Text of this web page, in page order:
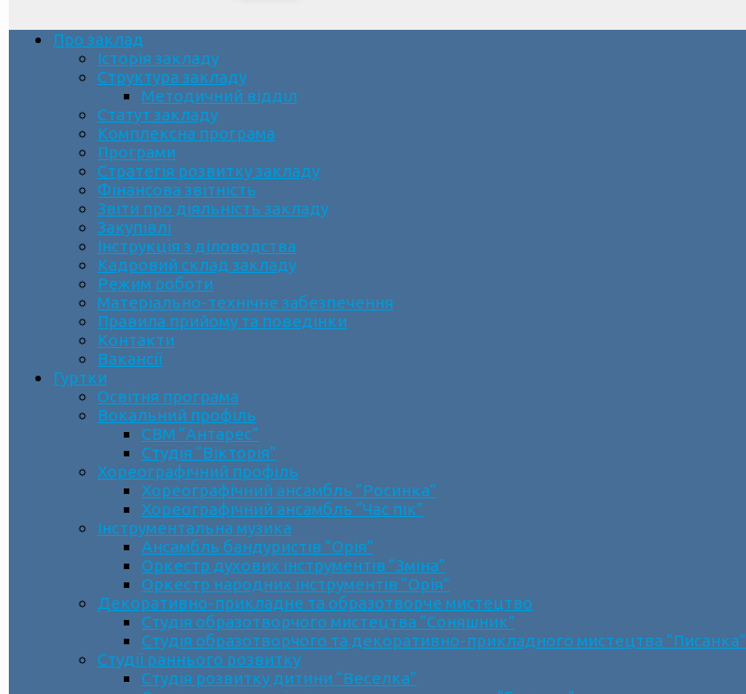
Про заклад
Історія закладу
Структура закладу
Методичний відділ
Статут закладу
Комплексна програма
Програми
Стратегія розвитку закладу
Фінансова звітність
Звіти про діяльність закладу
Закупівлі
Інструкція з діловодства
Кадровий склад закладу
Режим роботи
Матеріально-технічне забезпечення
Правила прийому та поведінки
Контакти
Вакансії
Гуртки
Освітня програма
Вокальний профіль
СВМ “Антарес”
Студія “Вікторія”
Хореографічний профіль
Хореографічний ансамбль “Росинка”
Хореографічний ансамбль “Час пік”
Інструментальна музика
Ансамбль бандуристів “Орія”
Оркестр духових інструментів “Зміна”
Оркестр народних інструментів “Орія”
Декоративно-прикладне та образотворче мистецтво
Cтудія образотворчого мистецтва “Соняшник”
Студія образотворчого та декоративно-прикладного мистецтва “Писанка”
Студії раннього розвитку
Студія розвитку дитини “Веселка”